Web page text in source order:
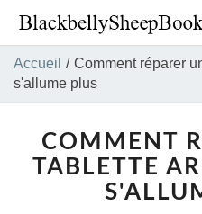
Accueil / Comment réparer
s'allume plus
COMMENT
TABLETTE